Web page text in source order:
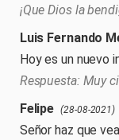
¡Que Dios la
Luis Fernando
Hoy es un nuevo
Muy
Felipe (28-08-2021)
Señor haz que